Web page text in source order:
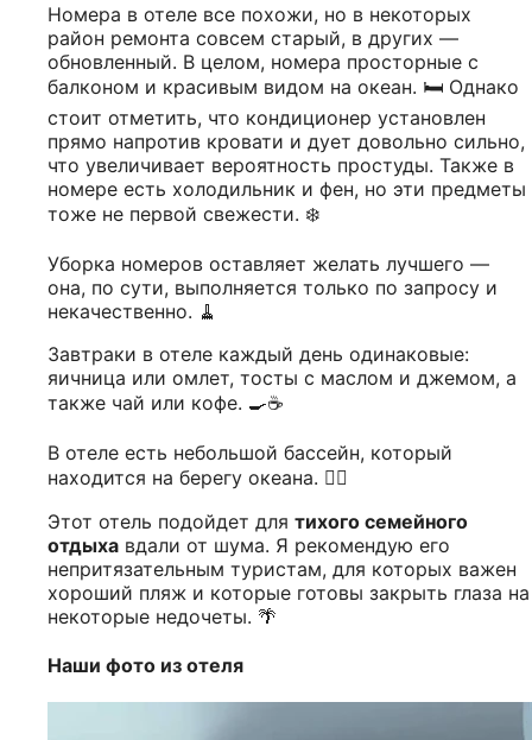
Номера в отеле все похожи, но в некоторых
район ремонта совсем старый, в других —
обновленный. В целом, номера просторные с
балконом и красивым видом на океан. 🛏️ Однако
стоит отметить, что кондиционер установлен
прямо напротив кровати и дует довольно сильно,
что увеличивает вероятность простуды. Также в
номере есть холодильник и фен, но эти предметы
тоже не первой свежести. ❄️
Уборка номеров оставляет желать лучшего —
она, по сути, выполняется только по запросу и
некачественно. 🧹
Завтраки в отеле каждый день одинаковые:
яичница или омлет, тосты с маслом и джемом, а
также чай или кофе. 🍳☕
В отеле есть небольшой бассейн, который
находится на берегу океана. 🏊‍♂️
Этот отель подойдет для тихого семейного
отдыха вдали от шума. Я рекомендую его
непритязательным туристам, для которых важен
хороший пляж и которые готовы закрыть глаза на
некоторые недочеты. 🌴
Наши фото из отеля